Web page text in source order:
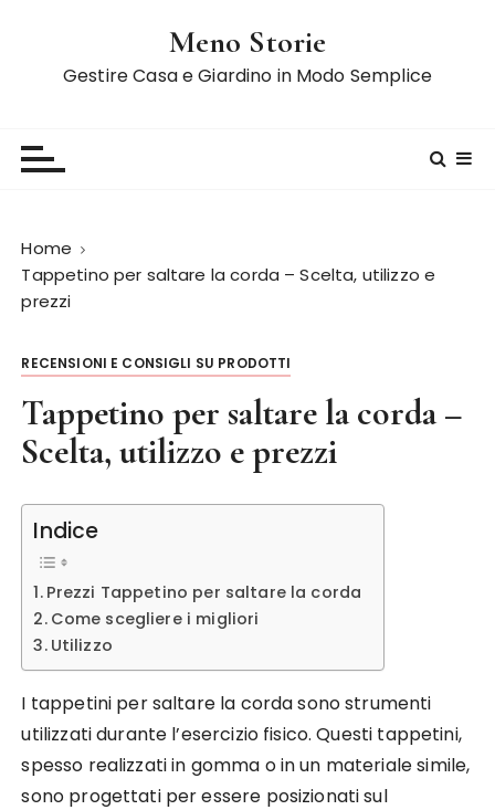
Meno Storie
Gestire Casa e Giardino in Modo Semplice
Home
Tappetino per saltare la corda – Scelta, utilizzo e
prezzi
RECENSIONI E CONSIGLI SU PRODOTTI
Tappetino per saltare la corda –
Scelta, utilizzo e prezzi
Indice
Prezzi Tappetino per saltare la corda
Come scegliere i migliori
Utilizzo
I tappetini per saltare la corda sono strumenti
utilizzati durante l’esercizio fisico. Questi tappetini,
spesso realizzati in gomma o in un materiale simile,
sono progettati per essere posizionati sul